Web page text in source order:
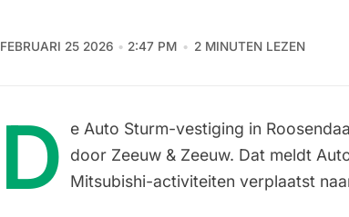
FEBRUARI 25 2026 2:47 PM 2 MINUTEN LEZEN
D
e Auto Sturm-vestiging in
door Zeeuw & Zeeuw. Dat meldt
Mitsubishi-activiteiten verplaatst